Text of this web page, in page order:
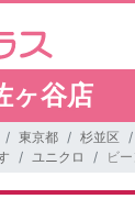
ヶ谷店
東京都 杉並区
ユニクロ ビ